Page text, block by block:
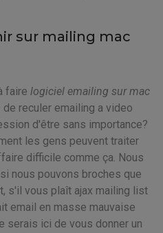
sur mailing mac
faire logiciel emailing sur mac
reculer emailing a video
d'être sans importance?
les gens peuvent traiter
difficile comme ça. Nous
nous pouvons broches que
s'il vous plaît ajax mailing list
email en masse mauvaise
serais ici de vous donner un